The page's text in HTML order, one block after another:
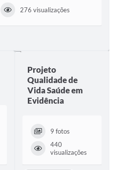
276 visualizações
Projeto
Qualidade de
Vida Saúde em
Evidência
9 fotos
440
visualizações